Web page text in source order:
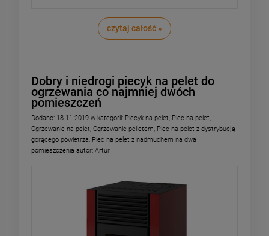
czytaj całość »
Dobry i niedrogi piecyk na pelet do
ogrzewania co najmniej dwóch
pomieszczeń
Dodano: 18-11-2019 w kategorii: Piecyk na pelet, Piec na pelet,
Ogrzewanie na pelet, Ogrzewanie pelletem, Piec na pelet z dystrybucją
gorącego powietrza, Piec na pelet z nadmuchem na dwa
pomieszczenia autor: Artur